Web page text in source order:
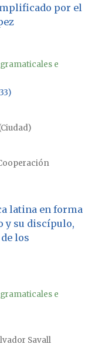
por el
e
latina en forma
y su discípulo,
los
e
Savall